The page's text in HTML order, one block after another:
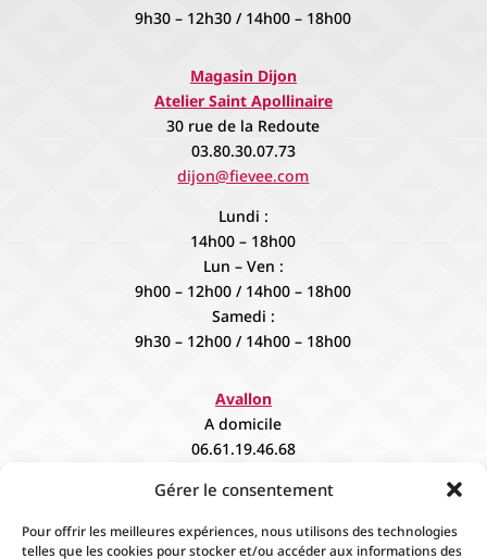
Gérer le consentement
Pour offrir les meilleures expériences, nous utilisons des technologies
telles que les cookies pour stocker et/ou accéder aux informations des
9h30 – 12h30 / 14h00 – 18h00
Magasin Dijon
Atelier Saint Apollinaire
30 rue de la Redoute
03.80.30.07.73
dijon@fievee.com
Lundi :
14h00 – 18h00
Lun – Ven :
9h00 – 12h00 / 14h00 – 18h00
Samedi :
9h30 – 12h00 / 14h00 – 18h00
Avallon
A domicile
06.61.19.46.68
Sur rendez vous